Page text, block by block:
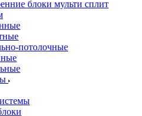
блоки мульти сплит
потолочные